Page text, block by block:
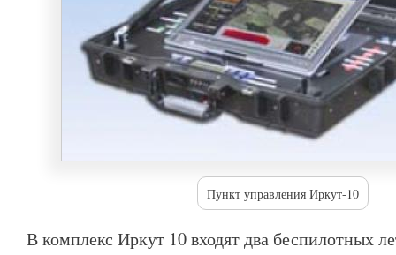
Пункт управления Иркут-10
В комплекс Иркут 10 входят два беспилотных